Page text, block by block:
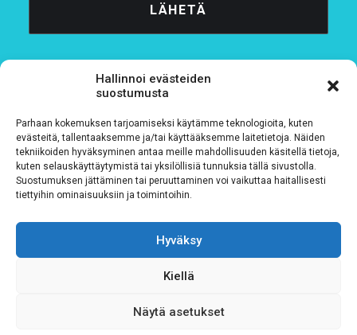
Hallinnoi evästeiden
suostumusta
Parhaan kokemuksen tarjoamiseksi käytämme teknologioita, kuten
evästeitä, tallentaaksemme ja/tai käyttääksemme laitetietoja. Näiden
tekniikoiden hyväksyminen antaa meille mahdollisuuden käsitellä tietoja,
kuten selauskäyttäytymistä tai yksilöllisiä tunnuksia tällä sivustolla.
Suostumuksen jättäminen tai peruuttaminen voi vaikuttaa haitallisesti
tiettyihin ominaisuuksiin ja toimintoihin.
Hyväksy
Kiellä
Näytä asetukset
Tietosuojaseloste
Verkkolaskutustiedot